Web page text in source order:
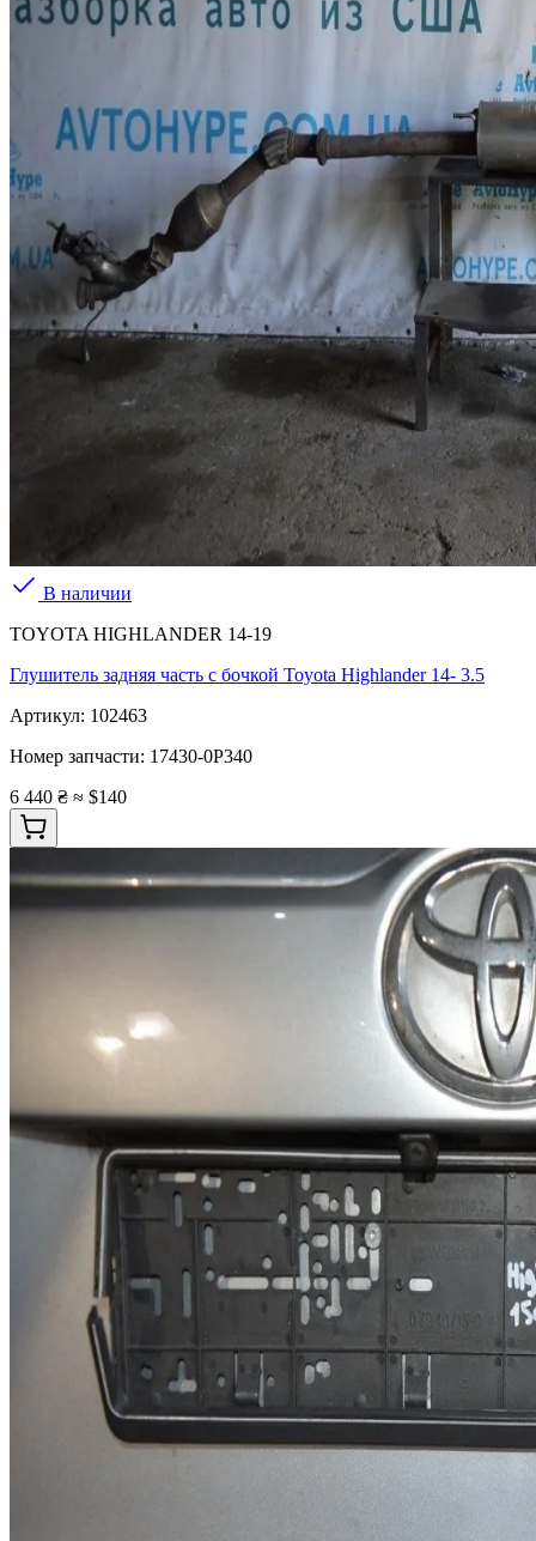
В наличии
TOYOTA HIGHLANDER 14-19
Глушитель задняя часть с бочкой Toyota Highlander 14- 3.5
Артикул: 102463
Номер запчасти: 17430-0P340
6 440 ₴ ≈ $140